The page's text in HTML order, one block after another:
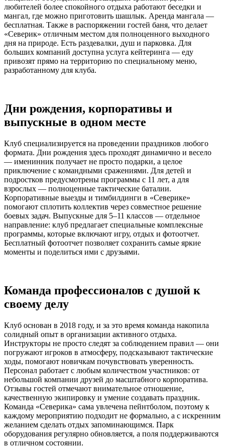
любителей более спокойного отдыха работают беседки и
мангал, где можно приготовить шашлык. Аренда мангала —
бесплатная. Также в распоряжении гостей баня, что делает
«Северик» отличным местом для полноценного выходного
дня на природе. Есть раздевалки, душ и парковка. Для
больших компаний доступна услуга кейтеринга — еду
привозят прямо на территорию по специальному меню,
разработанному для клуба.
Дни рождения, корпоративы и
выпускные в одном месте
Клуб специализируется на проведении праздников любого
формата. Дни рождения здесь проходят динамично и весело
— именинник получает не просто подарки, а целое
приключение с командными сражениями. Для детей и
подростков предусмотрены программы с 11 лет, а для
взрослых — полноценные тактические баталии.
Корпоративные выезды и тимбилдинги в «Северике»
помогают сплотить коллектив через совместное решение
боевых задач. Выпускные для 5–11 классов — отдельное
направление: клуб предлагает специальные комплексные
программы, которые включают игру, отдых и фотоотчет.
Бесплатный фотоотчет позволяет сохранить самые яркие
моменты и поделиться ими с друзьями.
Команда профессионалов с душой к
своему делу
Клуб основан в 2018 году, и за это время команда накопила
солидный опыт в организации активного отдыха.
Инструкторы не просто следят за соблюдением правил — они
погружают игроков в атмосферу, подсказывают тактические
ходы, помогают новичкам почувствовать уверенность.
Персонал работает с любым количеством участников: от
небольшой компании друзей до масштабного корпоратива.
Отзывы гостей отмечают внимательное отношение,
качественную экипировку и умение создавать праздник.
Команда «Северика» сама увлечена пейнтболом, поэтому к
каждому мероприятию подходит не формально, а с искренним
желанием сделать отдых запоминающимся. Парк
оборудования регулярно обновляется, а поля поддерживаются
в отличном состоянии.